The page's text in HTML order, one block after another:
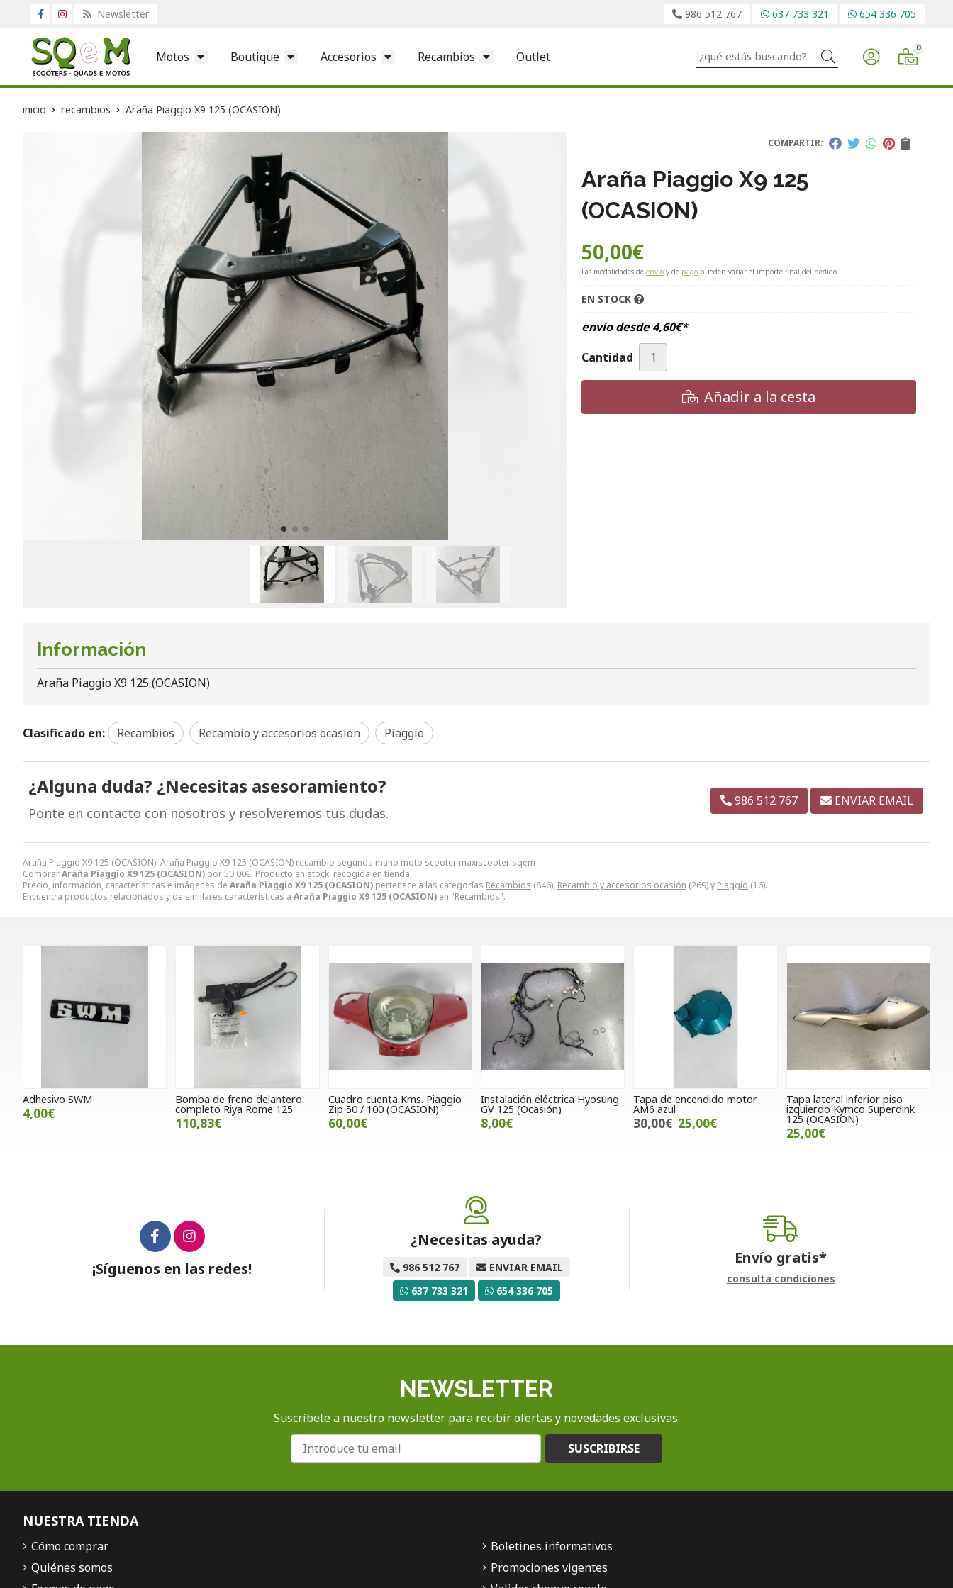
Newsletter 986 512 767 637 733 321 654 336 705
Motos Boutique Accesorios Recambios Outlet Buscar 0
inicio recambios Araña Piaggio X9 125 (OCASION)
COMPARTIR:
Araña Piaggio X9 125
(OCASION)
50,00€
Las modalidades de envío y de pago pueden variar el importe final del pedido.
EN STOCK
envío desde4,60€*
Cantidad
Añadir a la cesta
Araña Piaggio X9 125 (OCASION). Araña Piaggio X9 125 (OCASION) recambio segunda mano moto scooter maxiscooter sqem
ComprarAraña Piaggio X9 125 (OCASION) por50,00€. Producto en stock, recogida en tienda.
Precio, información, características e imágenes de Araña Piaggio X9 125 (OCASION) pertenece a las categorías Recambios (846), Recambio y accesorios ocasión (269) y Piaggio (16).
Encuentra productos relacionados y de similares características a Araña Piaggio X9 125 (OCASION) en "Recambios".
Información
Araña Piaggio X9 125 (OCASION)
Clasificado en: Recambios Recambio y accesorios ocasión Piaggio
¿Alguna duda? ¿Necesitas asesoramiento?
Ponte en contacto con nosotros y resolveremos tus dudas.
986 512 767 ENVIAR EMAIL
Adhesivo SWM
4,00€
Bomba de freno delantero
completo Riya Rome 125
110,83€
Cuadro cuenta Kms. Piaggio
Zip 50 / 100 (OCASION)
60,00€
Instalación eléctrica Hyosung
GV 125 (Ocasión)
8,00€
Tapa de encendido motor
AM6 azul
30,00€ 25,00€
Tapa lateral inferior piso
izquierdo Kymco Superdink
125 (OCASION)
25,00€
¡Síguenos en las redes!
¿Necesitas ayuda?
986 512 767
ENVIAR EMAIL
637 733 321
654 336 705
Envío gratis*
consulta condiciones
NEWSLETTER
Suscríbete a nuestro newsletter para recibir ofertas y novedades exclusivas.
SUSCRIBIRSE
NUESTRA TIENDA
Cómo comprar
Quiénes somos
Boletines informativos
Promociones vigentes